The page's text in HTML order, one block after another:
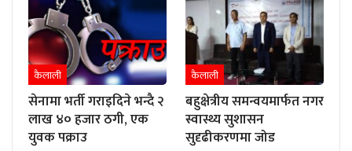
कैलाली
सेनामा भर्ती गराइदिने भन्दै २
लाख ४० हजार ठगी, एक
युवक पक्राउ
कैलाली
बहुक्षेत्रीय समन्वयमार्फत नगर
स्वास्थ्य सुशासन
सुदृढीकरणमा जोड